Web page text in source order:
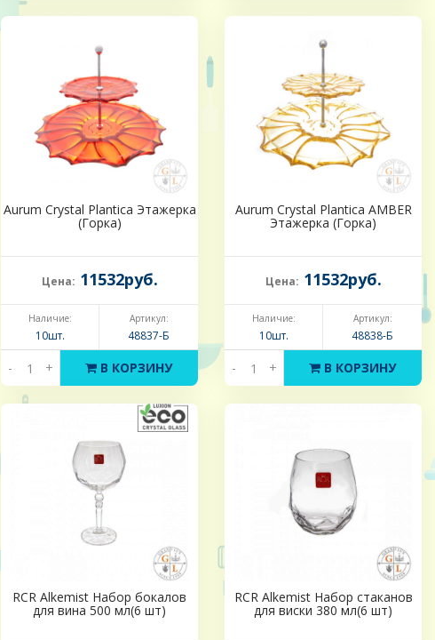
Aurum Crystal Plantica Этажерка
(Горка)
Цена: 11532руб.
Наличие:
10шт.
Артикул:
48837-Б
- + В КОРЗИНУ
Aurum Crystal Plantica AMBER
Этажерка (Горка)
Цена: 11532руб.
Наличие:
10шт.
Артикул:
48838-Б
- + В КОРЗИНУ
RCR Alkemist Набор бокалов
для вина 500 мл(6 шт)
RCR Alkemist Набор стаканов
для виски 380 мл(6 шт)